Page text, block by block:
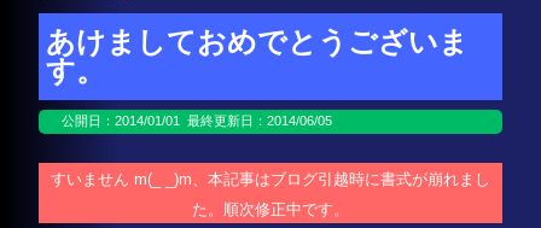
あけましておめでとうございま
す。
公開日：2014/01/01 最終更新日：2014/06/05
すいません m(_ _)m、本記事はブログ引越時に書式が崩れまし
た。順次修正中です。